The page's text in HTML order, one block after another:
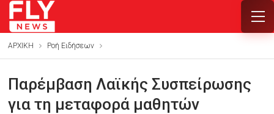
ΑΡΧΙΚΗ Ροή Ειδήσεων
Παρέμβαση Λαϊκής Συσπείρωσης
για τη μεταφορά μαθητών